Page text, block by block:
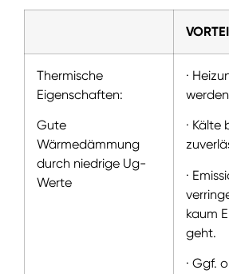
Thermische
Eigenschaften:
Gute
Wärmedämmung
durch niedrige Ug-
Werte
·
· Kälte
·
kaum
geht.
· Ggf.